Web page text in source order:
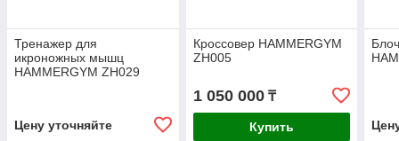
Тренажер для
икроножных мышц
HAMMERGYM ZH029
Цену уточняйте
Кроссовер HAMMERGYM
ZH005
1 050 000₸
Купить